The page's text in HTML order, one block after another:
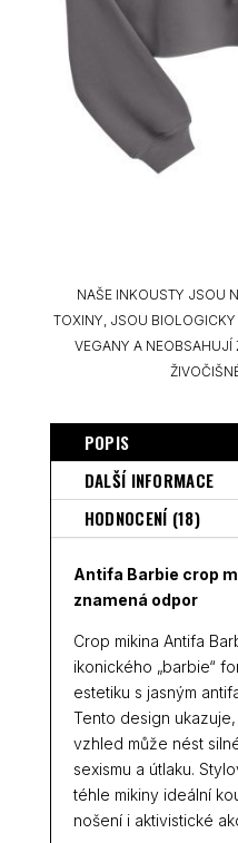
NAŠE INKOUSTY JSOU
TOXINY, JSOU
VEGANY A NEOBSAHUJÍ
POPIS
DALŠÍ INFORMACE
HODNOCENÍ (18)
Antifa Barbie crop
znamená odpor
Crop mikina Antifa
ikonického „barbie“
estetiku s jasným
Tento design
vzhled může nést
sexismu a útlaku.
téhle mikiny ideální
nošení i aktivistické